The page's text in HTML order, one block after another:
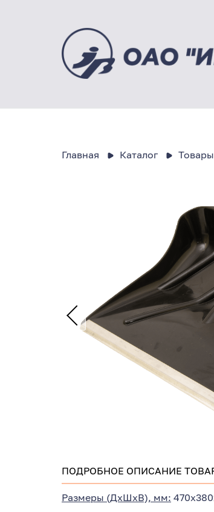
Главная Каталог
ПОДРОБНОЕ ОПИСАНИЕ
Размеры (ДхШхВ), мм: